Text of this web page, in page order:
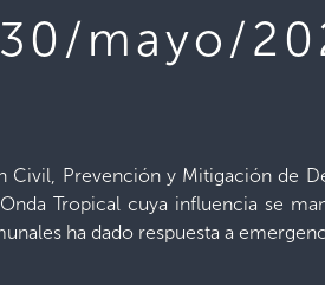
mayo/
Prevención y Mitigación de
Tropical cuya influencia se
ha dado respuesta a